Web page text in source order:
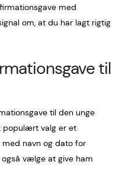
med
om, at du har lagt rigtig
til
til den unge
populært valg er et
navn og dato for
vælge at give ham